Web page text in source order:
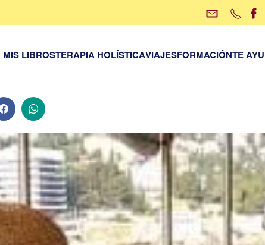
MIS LIBROSTERAPIA HOLÍSTICAVIAJESFORMACIÓNTE